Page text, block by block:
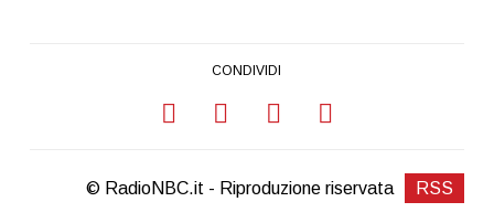
CONDIVIDI
© RadioNBC.it - Riproduzione riservata RSS